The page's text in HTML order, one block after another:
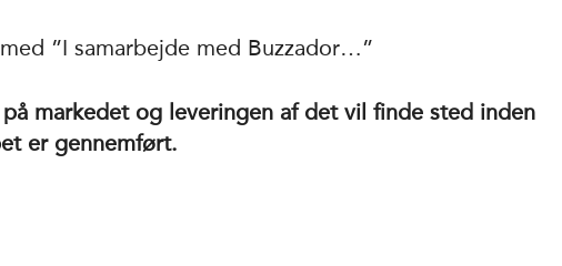
”I samarbejde med Buzzador…”
markedet og leveringen af det vil finde sted inden
er gennemført.